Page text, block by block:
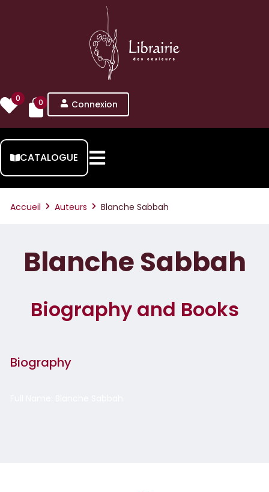
0 0 Connexion
CATALOGUE
Accueil Auteurs Blanche Sabbah
Blanche Sabbah
Biography and Books
Biography